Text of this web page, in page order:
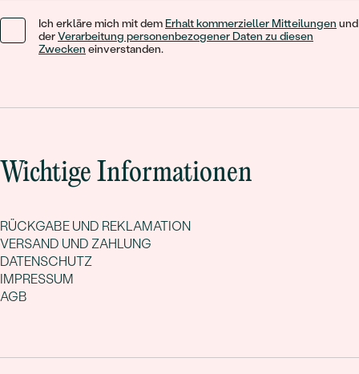
Ich erkläre mich mit dem Erhalt kommerzieller Mitteilungen und
derVerarbeitung personenbezogener Daten zu diesen
Zwecken einverstanden.
Wichtige Informationen
RÜCKGABE UND REKLAMATION
VERSAND UND ZAHLUNG
DATENSCHUTZ
IMPRESSUM
AGB